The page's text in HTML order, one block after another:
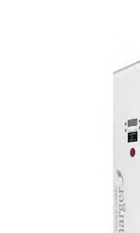
Incarcatoare acumulatori
Panouri fotovoltaice si
Sisteme prindere panouri